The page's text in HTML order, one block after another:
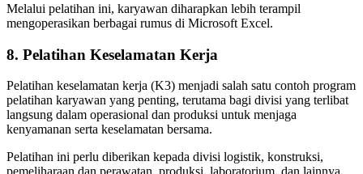
Melalui pelatihan ini, karyawan diharapkan lebih terampil
mengoperasikan berbagai rumus di Microsoft Excel.
8. Pelatihan Keselamatan Kerja
Pelatihan keselamatan kerja (K3) menjadi salah satu contoh program
pelatihan karyawan yang penting, terutama bagi divisi yang terlibat
langsung dalam operasional dan produksi untuk menjaga
kenyamanan serta keselamatan bersama.
Pelatihan ini perlu diberikan kepada divisi logistik, konstruksi,